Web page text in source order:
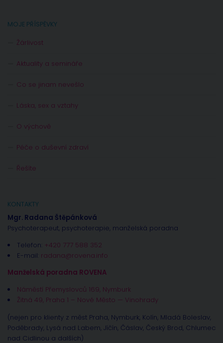
MOJE PŘÍSPĚVKY
Žárlivost
Aktuality a semináře
Co se jinam nevešlo
Láska, sex a vztahy
O výchově
Péče o duševní zdraví
Řešíte
KONTAKTY
Mgr. Radana Štěpánková
Psychoterapeut, psychoterapie, manželská poradna
Telefon: +420 777 588 352
E-mail: radana@rovena.info
Manželská poradna ROVENA
Náměstí Přemyslovců 169, Nymburk
Žitná 49, Praha 1 – Nové Město — Vinohrady
(nejen pro klienty z měst Praha, Nymburk, Kolín, Mladá Boleslav,
Poděbrady, Lysá nad Labem, Jíčín, Čáslav, Český Brod, Chlumec
nad Cidlinou a dalších)